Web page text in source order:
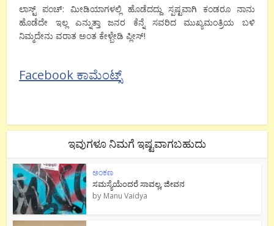
ಲಾಸ್ಟ್ ಪಂಚ್: ಮೀಡಿಯಾಗಳಲ್ಲಿ ಹೊಡೆದದ್ದು ಸ್ಪಷ್ಟವಾಗಿ ಕಂಡರೂ ನಾನು
ಹೊಡೆದೇ ಇಲ್ಲ ಎನ್ನುತ್ತಾ ಜನರ ಕೆನ್ನೆ ಸವರಿದ ಮುಖ್ಯಮಂತ್ರಿಯ ಬಳಿ
ನಿಮ್ಮದೇನು ವರಾತ ಅಂತ ಕೇಳ್ಬೇಡಿ ಪ್ಲೀಸ್!
Facebook ಕಾಮೆಂಟ್ಸ್
ಇವುಗಳೂ ನಿಮಗೆ ಇಷ್ಟವಾಗಬಹುದು
ಅಂಕಣ
ಸಮಸ್ಯೆಯೆಂದರೆ ಸಾವಲ್ಲ, ಜೀವನ
by Manu Vaidya